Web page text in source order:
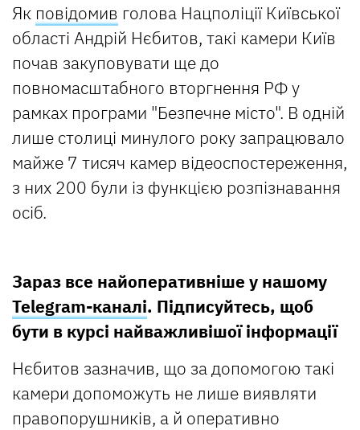
Як повідомив голова Нацполіції Київської
області Андрій Нєбитов, такі камери Київ
почав закуповувати ще до
повномасштабного вторгнення РФ у
рамках програми "Безпечне місто". В одній
лише столиці минулого року запрацювало
майже 7 тисяч камер відеоспостереження,
з них 200 були із функцією розпізнавання
осіб.
Зараз все найоперативніше у нашому
Telegram-каналі. Підписуйтесь, щоб
бути в курсі найважливішої інформації
Нєбитов зазначив, що за допомогою такі
камери допоможуть не лише виявляти
правопорушників, а й оперативно